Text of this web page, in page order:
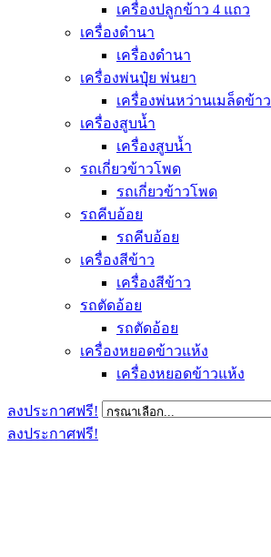
เครื่องปลูกข้าว 4 แถว
เครื่องดำนา
เครื่องดำนา
เครื่องพ่นปุุ๋ย พ่นยา
เครื่องพ่นหว่านเมล็ดข้าว
เครื่องสูบน้ำ
เครื่องสูบน้ำ
รถเกี่ยวข้าวโพด
รถเกี่ยวข้าวโพด
รถคีบอ้อย
รถคีบอ้อย
เครื่องสีข้าว
เครื่องสีข้าว
รถตัดอ้อย
รถตัดอ้อย
เครื่องหยอดข้าวแห้ง
เครื่องหยอดข้าวแห้ง
ลงประกาศฟรี!
ลงประกาศฟรี!